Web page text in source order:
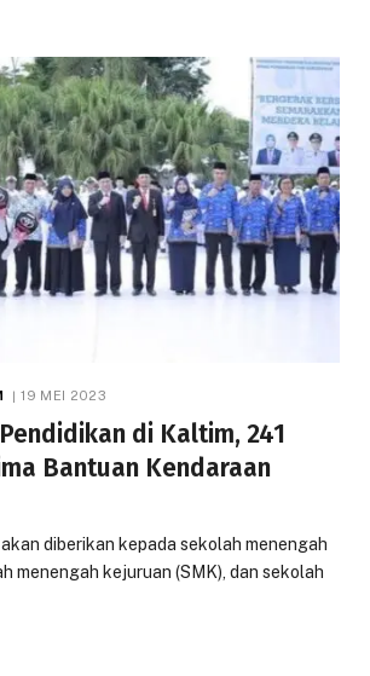
19 MEI 2023
di Kaltim, 241
Bantuan Kendaraan
diberikan kepada sekolah menengah
menengah kejuruan (SMK), dan sekolah